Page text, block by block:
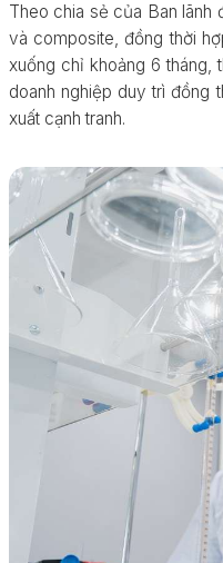
Theo chia sẻ của Ban lãnh
và composite, đồng thời
xuống chỉ khoảng 6 tháng,
doanh nghiệp duy trì đồng
xuất cạnh tranh.